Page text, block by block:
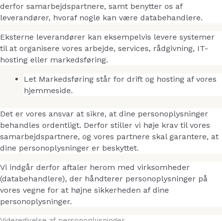
derfor samarbejdspartnere, samt benytter os af
leverandører, hvoraf nogle kan være databehandlere.
Eksterne leverandører kan eksempelvis levere systemer
til at organisere vores arbejde, services, rådgivning, IT-
hosting eller markedsføring.
Let Markedsføring står for drift og hosting af vores
hjemmeside.
Det er vores ansvar at sikre, at dine personoplysninger
behandles ordentligt. Derfor stiller vi høje krav til vores
samarbejdspartnere, og vores partnere skal garantere, at
dine personoplysninger er beskyttet.
Vi indgår derfor aftaler herom med virksomheder
(databehandlere), der håndterer personoplysninger på
vores vegne for at højne sikkerheden af dine
personoplysninger.